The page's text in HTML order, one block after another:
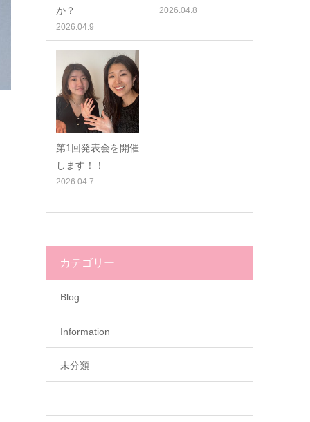
か？
2026.04.9
2026.04.8
第1回発表会を開催
します！！
2026.04.7
カテゴリー
Blog
Information
未分類